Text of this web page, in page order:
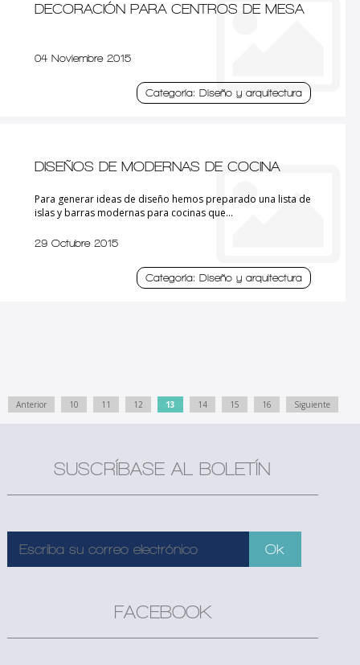
DECORACIÓN PARA CENTROS DE MESA
04 Noviembre 2015
Categoría: Diseño y arquitectura
DISEÑOS DE MODERNAS DE COCINA
Para generar ideas de diseño hemos preparado una lista de
islas y barras modernas para cocinas que...
29 Octubre 2015
Categoría: Diseño y arquitectura
Anterior 10 11 12 13 14 15 16 Siguiente
SUSCRÍBASE AL BOLETÍN
FACEBOOK